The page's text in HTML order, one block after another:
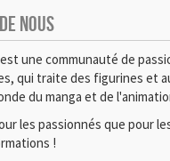
NOUS
une communauté de
qui traite des figurines et
du manga et de
les passionnés que pour
!